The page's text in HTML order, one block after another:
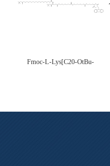
Fmoc-L-Lys[C20-OtBu-